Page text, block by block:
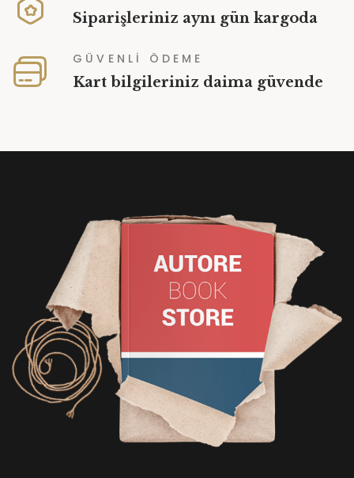
Siparişleriniz aynı gün kargoda
GÜVENLİ ÖDEME
Kart bilgileriniz daima güvende